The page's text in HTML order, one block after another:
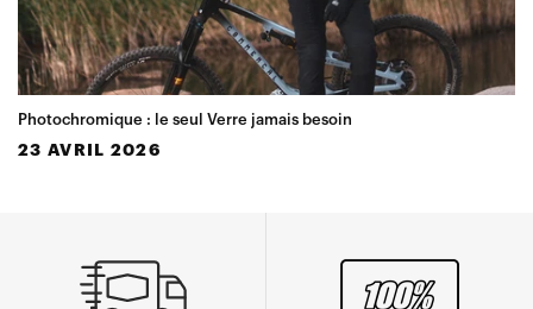
Photochromique : le seul Verre jamais besoin
23 AVRIL 2026